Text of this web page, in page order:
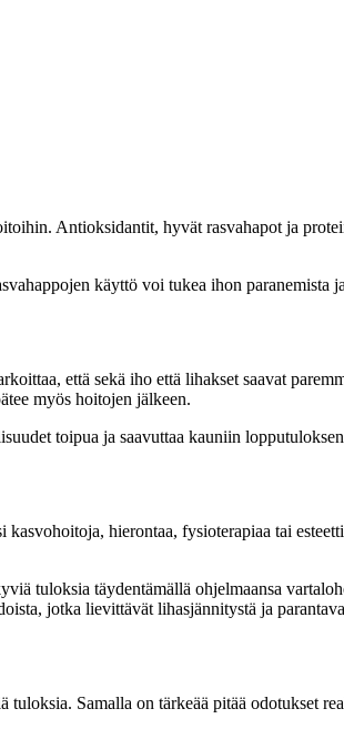
Antioksidantit, hyvät rasvahapot ja
käyttö voi tukea ihon paranemista
että sekä iho että lihakset saavat
myös hoitojen jälkeen.
toipua ja saavuttaa kauniin
hierontaa, fysioterapiaa tai
tuloksia täydentämällä ohjelmaansa
jotka lievittävät lihasjännitystä ja
Samalla on tärkeää pitää odotukset